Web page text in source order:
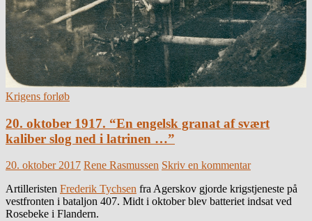
Krigens forløb
20. oktober 1917. “En engelsk granat af svært
kaliber slog ned i latrinen …”
20. oktober 2017 Rene Rasmussen Skriv en kommentar
Artilleristen Frederik Tychsen fra Agerskov gjorde krigstjeneste på
vestfronten i bataljon 407. Midt i oktober blev batteriet indsat ved
Rosebeke i Flandern.